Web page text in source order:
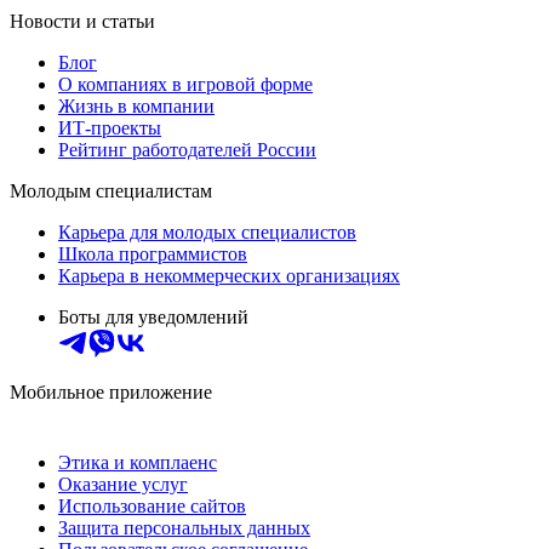
Новости и статьи
Блог
О компаниях в игровой форме
Жизнь в компании
ИТ-проекты
Рейтинг работодателей России
Молодым специалистам
Карьера для молодых специалистов
Школа программистов
Карьера в некоммерческих организациях
Боты для уведомлений
Мобильное приложение
Этика и комплаенс
Оказание услуг
Использование сайтов
Защита персональных данных